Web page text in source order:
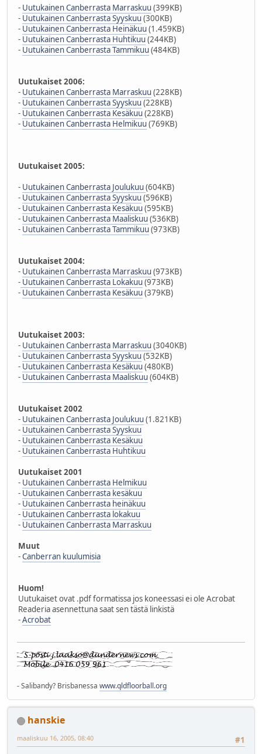
- Uutukainen Canberrasta Marraskuu (399KB)
- Uutukainen Canberrasta Syyskuu (300KB)
- Uutukainen Canberrasta Heinäkuu (1.459KB)
- Uutukainen Canberrasta Huhtikuu (244KB)
- Uutukainen Canberrasta Tammikuu (484KB)
Uutukaiset 2006:
- Uutukainen Canberrasta Marraskuu (228KB)
- Uutukainen Canberrasta Syyskuu (228KB)
- Uutukainen Canberrasta Kesäkuu (228KB)
- Uutukainen Canberrasta Helmikuu (769KB)
Uutukaiset 2005:
- Uutukainen Canberrasta Joulukuu (604KB)
- Uutukainen Canberrasta Syyskuu (596KB)
- Uutukainen Canberrasta Kesäkuu (595KB)
- Uutukainen Canberrasta Maaliskuu (536KB)
- Uutukainen Canberrasta Tammikuu (973KB)
Uutukaiset 2004:
- Uutukainen Canberrasta Marraskuu (973KB)
- Uutukainen Canberrasta Lokakuu (973KB)
- Uutukainen Canberrasta Kesäkuu (379KB)
Uutukaiset 2003:
- Uutukainen Canberrasta Marraskuu (3040KB)
- Uutukainen Canberrasta Syyskuu (532KB)
- Uutukainen Canberrasta Kesäkuu (480KB)
- Uutukainen Canberrasta Maaliskuu (604KB)
Uutukaiset 2002
- Uutukainen Canberrasta Joulukuu (1.821KB)
- Uutukainen Canberrasta Syyskuu
- Uutukainen Canberrasta Kesäkuu
- Uutukainen Canberrasta Huhtikuu
Uutukaiset 2001
- Uutukainen Canberrasta Helmikuu
- Uutukainen Canberrasta kesäkuu
- Uutukainen Canberrasta heinäkuu
- Uutukainen Canberrasta lokakuu
- Uutukainen Canberrasta Marraskuu
Muut
-Canberran kuulumisia
Huom!
Uutukaiset ovat .pdf formatissa jos koneessasi ei ole Acrobat
Readeria asennettuna saat sen tästä linkistä
-Acrobat
- Salibandy? Brisbanessa www.qldfloorball.org
hanskie
#1
maaliskuu 16, 2005, 08:40